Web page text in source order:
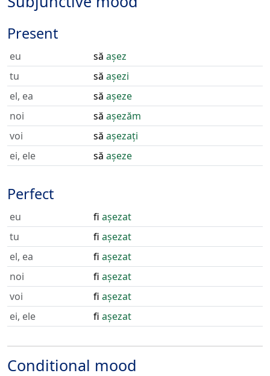
Present
eu să așez
tu
să așezi
el, ea
să așeze
noi
să așezăm
voi
să așezați
ei, ele
să așeze
Perfect
eu fi așezat
tu
fi așezat
el, ea
fi așezat
noi
fi așezat
voi
fi așezat
ei, ele
fi așezat
Conditional mood